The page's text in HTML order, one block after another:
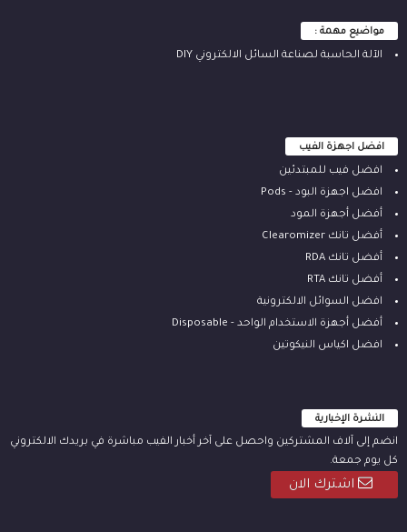
مواضيع مهمة :
الآلة ‫الحاسبة لصناعة السائل الالكتروني‬ DIY
افضل اجهزة الفيب
افضل فيب للمبتدئين
افضل اجهزة البود - Pods
أفضل أجهزة المود
أفضل تانك Clearomizer
أفضل تانك RDA
أفضل تانك RTA
افضل السوائل الالكترونية
أفضل أجهزة الاستخدام الواحد - Disposable
افضل اكياس النيكوتين
النشرة الإخبارية
انضم إلى آلاف المشتركين واحصل على آخر أخبار الفيب مباشرة في بريدك الالكتروني
كل يوم جمعة.
اشترك الان